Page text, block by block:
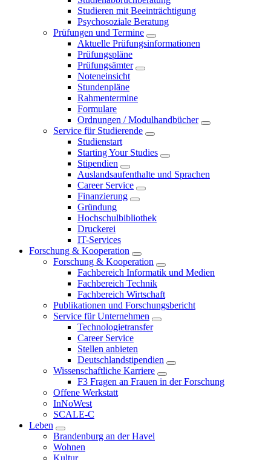
Studieren mit Beeinträchtigung
Psychosoziale Beratung
Prüfungen und Termine
Aktuelle Prüfungsinformationen
Prüfungspläne
Prüfungsämter
Noteneinsicht
Stundenpläne
Rahmentermine
Formulare
Ordnungen / Modulhandbücher
Service für Studierende
Studienstart
Starting Your Studies
Stipendien
Auslandsaufenthalte und Sprachen
Career Service
Finanzierung
Gründung
Hochschulbibliothek
Druckerei
IT-Services
Forschung & Kooperation
Forschung & Kooperation
Fachbereich Informatik und Medien
Fachbereich Technik
Fachbereich Wirtschaft
Publikationen und Forschungsbericht
Service für Unternehmen
Technologietransfer
Career Service
Stellen anbieten
Deutschlandstipendien
Wissenschaftliche Karriere
F3 Fragen an Frauen in der Forschung
Offene Werkstatt
InNoWest
SCALE-C
Leben
Brandenburg an der Havel
Wohnen
Kultur